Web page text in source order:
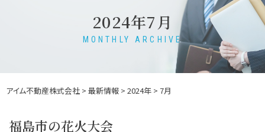
2024年7月
MONTHLY ARCHIVE
アイム不動産株式会社 > 最新情報 > 2024年 > 7月
福島市の花火大会